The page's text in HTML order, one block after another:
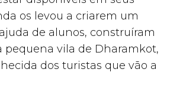
os levou a criarem um
de alunos, construíram
pequena vila de Dharamkot,
dos turistas que vão a